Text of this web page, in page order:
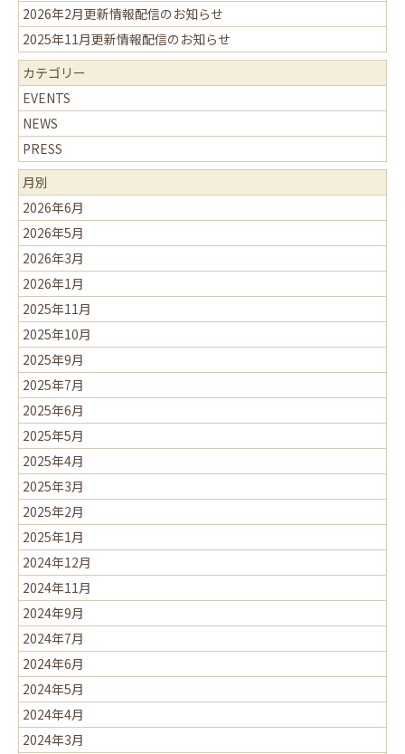
2026年2月更新情報配信のお知らせ
2025年11月更新情報配信のお知らせ
カテゴリー
EVENTS
NEWS
PRESS
月別
2026年6月
2026年5月
2026年3月
2026年1月
2025年11月
2025年10月
2025年9月
2025年7月
2025年6月
2025年5月
2025年4月
2025年3月
2025年2月
2025年1月
2024年12月
2024年11月
2024年9月
2024年7月
2024年6月
2024年5月
2024年4月
2024年3月